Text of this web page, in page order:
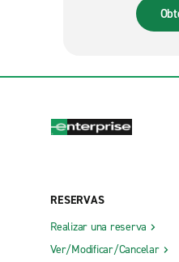
RESERVAS
Realizar una reserva
Ver/Modificar/Cancelar